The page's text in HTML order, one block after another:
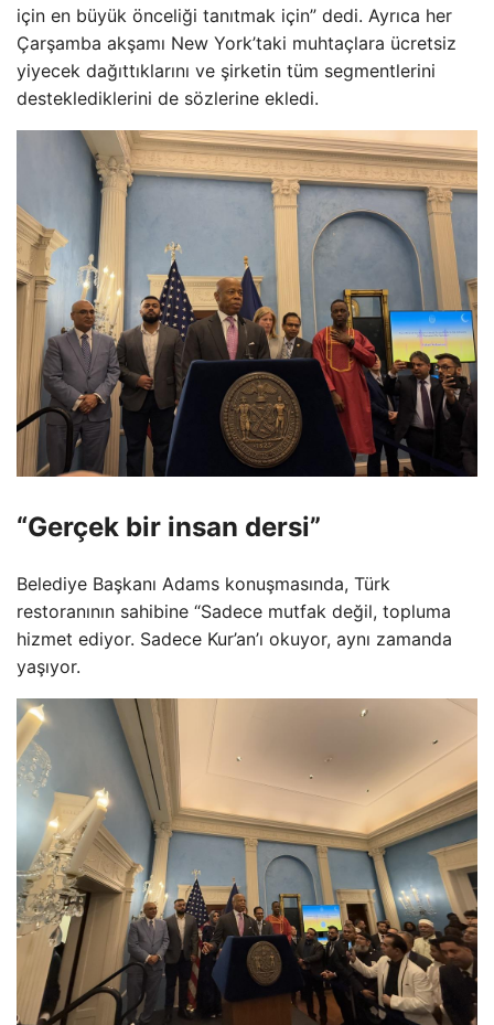
için en büyük önceliği tanıtmak için” dedi. Ayrıca her
Çarşamba akşamı New York’taki muhtaçlara ücretsiz
yiyecek dağıttıklarını ve şirketin tüm segmentlerini
desteklediklerini de sözlerine ekledi.
“Gerçek bir insan dersi”
Belediye Başkanı Adams konuşmasında, Türk
restoranının sahibine “Sadece mutfak değil, topluma
hizmet ediyor. Sadece Kur’an’ı okuyor, aynı zamanda
yaşıyor.